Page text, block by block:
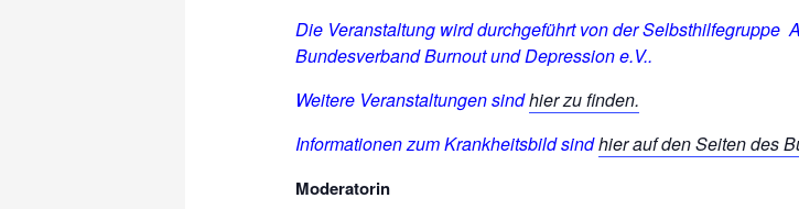
Die Veranstaltung wird durchgeführt von der Selbsthilfegruppe
Bundesverband Burnout und Depression e.V..
Weitere Veranstaltungen sindhier zu finden.
Informationen zum Krankheitsbild sindhier auf den Seiten des
Moderatorin